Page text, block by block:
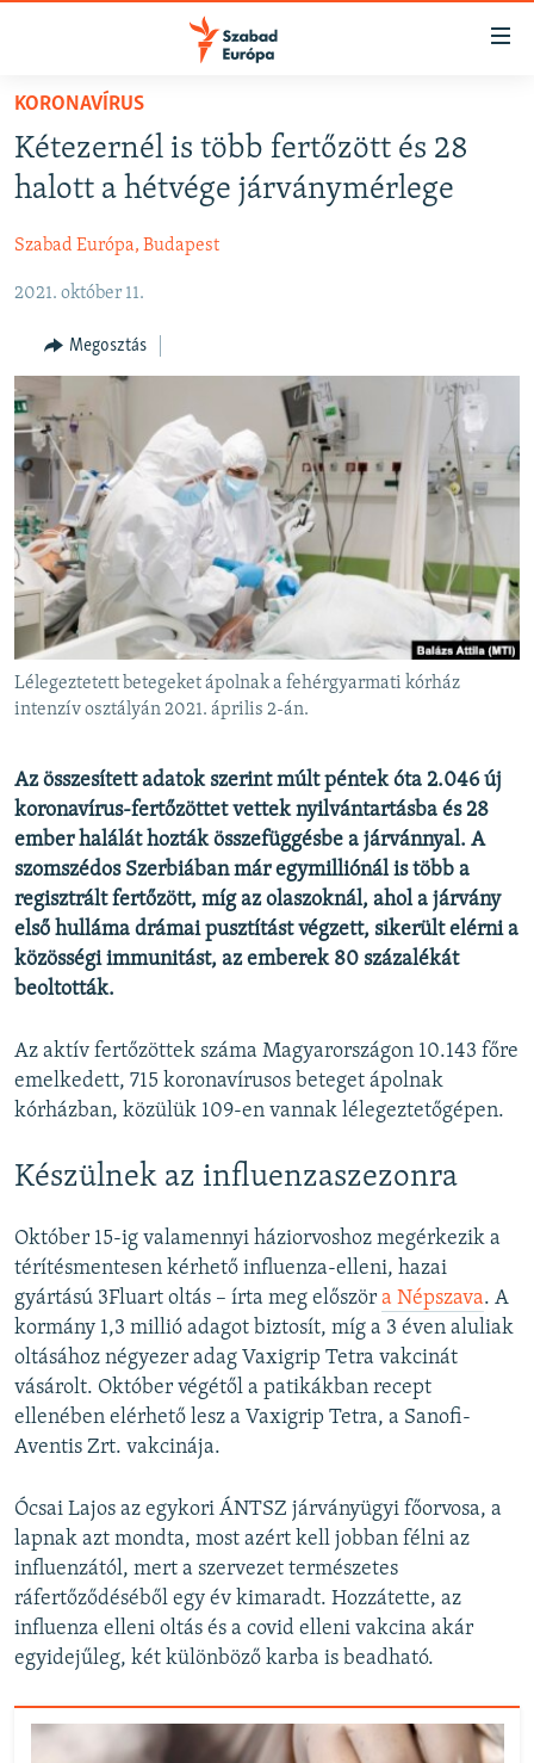
Akadálymentes
Ugrás
fő
oldalra
Ugrás
AKTUÁLIS
VIDEÓK
ELEMZŐ
NER15
SZABADON
TÁRSADALOM
DEMOKRÁCIA
A PÉNZ NYOMÁBAN
EURÓPAI UNIÓ
VILÁG
KLÍMAVÁLTOZÁS
A MÚLT TANULSÁGAI
Valamennyi RFE/RL weboldal
KORONAVÍRUS
Kétezernél is több fertőzött és 28
halott a hétvége járványmérlege
Szabad Európa, Budapest
2021. október 11.
Megosztás
Lélegeztetett betegeket ápolnak a fehérgyarmati kórház
intenzív osztályán 2021. április 2-án.
Az összesített adatok szerint múlt péntek óta 2.046 új
koronavírus-fertőzöttet vettek nyilvántartásba és 28
ember halálát hozták összefüggésbe a járvánnyal. A
szomszédos Szerbiában már egymilliónál is több a
regisztrált fertőzött, míg az olaszoknál, ahol a járvány
első hulláma drámai pusztítást végzett, sikerült elérni a
közösségi immunitást, az emberek 80 százalékát
beoltották.
Az aktív fertőzöttek száma Magyarországon 10.143 főre
emelkedett, 715 koronavírusos beteget ápolnak
kórházban, közülük 109-en vannak lélegeztetőgépen.
Készülnek az influenzaszezonra
Október 15-ig valamennyi háziorvoshoz megérkezik a
térítésmentesen kérhető influenza-elleni, hazai
gyártású 3Fluart oltás – írta meg először a Népszava. A
kormány 1,3 millió adagot biztosít, míg a 3 éven aluliak
oltásához négyezer adag Vaxigrip Tetra vakcinát
vásárolt. Október végétől a patikákban recept
ellenében elérhető lesz a Vaxigrip Tetra, a Sanofi-
Aventis Zrt. vakcinája.
Ócsai Lajos az egykori ÁNTSZ járványügyi főorvosa, a
lapnak azt mondta, most azért kell jobban félni az
influenzától, mert a szervezet természetes
ráfertőződéséből egy év kimaradt. Hozzátette, az
influenza elleni oltás és a covid elleni vakcina akár
egyidejűleg, két különböző karba is beadható.
FELIRATKOZÁS